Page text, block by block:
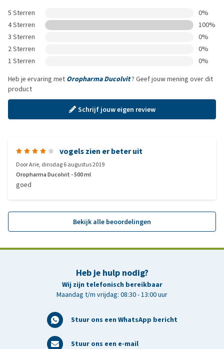
5 Sterren
0%
4 Sterren
100%
3 Sterren
0%
2 Sterren
0%
1 Sterren
0%
Heb je ervaring met Oropharma Ducolvit? Geef jouw mening over dit
product
Schrijf jouw eigen review
vogels zien er beter uit
DoorArie, dinsdag 6 augustus 2019
Oropharma Ducolvit - 500 ml
goed
Bekijk alle beoordelingen
Heb je hulp nodig?
Wij zijn telefonisch bereikbaar
Maandag t/m vrijdag: 08:30 - 13:00 uur
Stuur ons een WhatsApp bericht
Stuur ons een e-mail